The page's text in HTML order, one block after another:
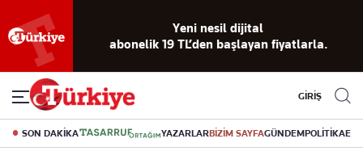
Yeni nesil dijital
abonelik 19 TL’den başlayan fiyatlarla.
GİRİŞ
SON DAKİKA YAZARLARBİZİM SAYFAGÜNDEMPOLİTİKA